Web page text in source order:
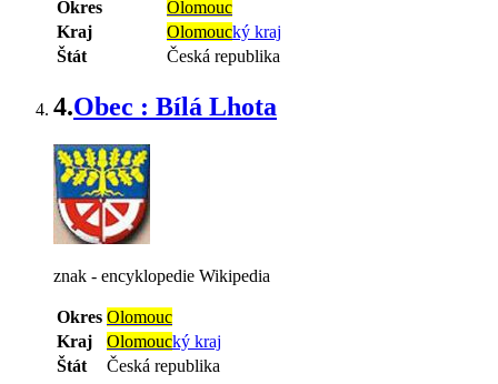
Okres
Olomouc
Kraj
Olomoucký kraj
Štát
Česká republika
4.Obec : Bílá Lhota
znak - encyklopedie Wikipedia
Okres Olomouc
Kraj
Olomoucký kraj
Štát
Česká republika